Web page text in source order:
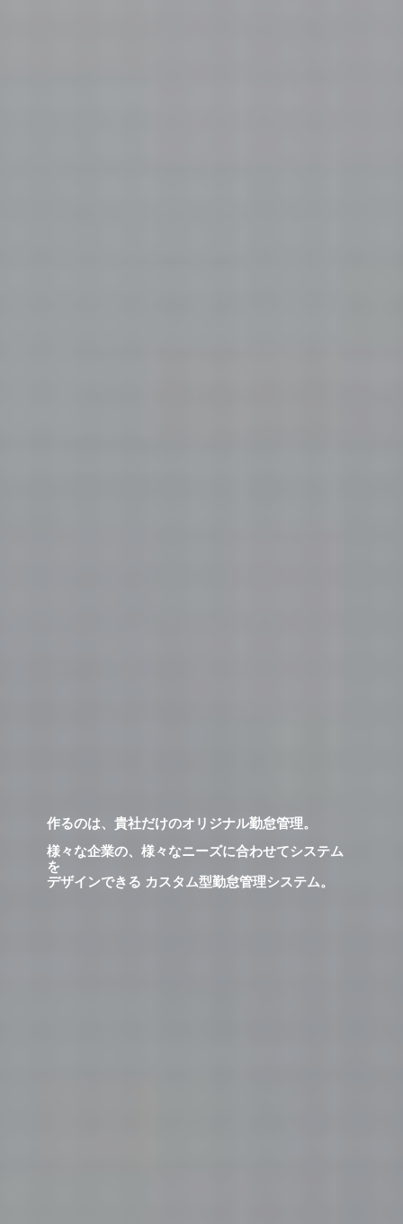
作るのは、貴社だけのオリジナル勤怠管理。
様々な企業の、様々なニーズに合わせてシステム
を
デザインできる カスタム型勤怠管理システム。